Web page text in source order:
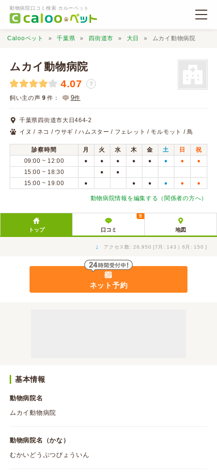
動物病院口コミ検索 カルーペット
動物病院検索
口コミ検索
Calooペットとは？
口コミ投稿
Calooペット 千葉県 四街道市 大日 ムカイ動物病院
ムカイ動物病院
4.07 ？
飼い主の声 9 件： 9件
千葉県四街道市大日464-2
イヌ / ネコ / ウサギ / ハムスター / フェレット / モルモット / 鳥
診察時間 月 火 水 木 金 土 日
祝
09:00 ~ 12:00
● ● ● ● ● ● ● ●
15:00 ~ 18:30 ● ●
15:00 ~ 19:00 ● ● ● ● ● ●
動物病院情報を編集する（関係者の方へ）
トップ 口コミ
9
地図
↓ アクセス数: 26,950 [7月: 143 | 6月: 150 ]
ネット予約
基本情報
動物病院名
ムカイ動物病院
動物病院名（かな）
むかいどうぶつびょういん